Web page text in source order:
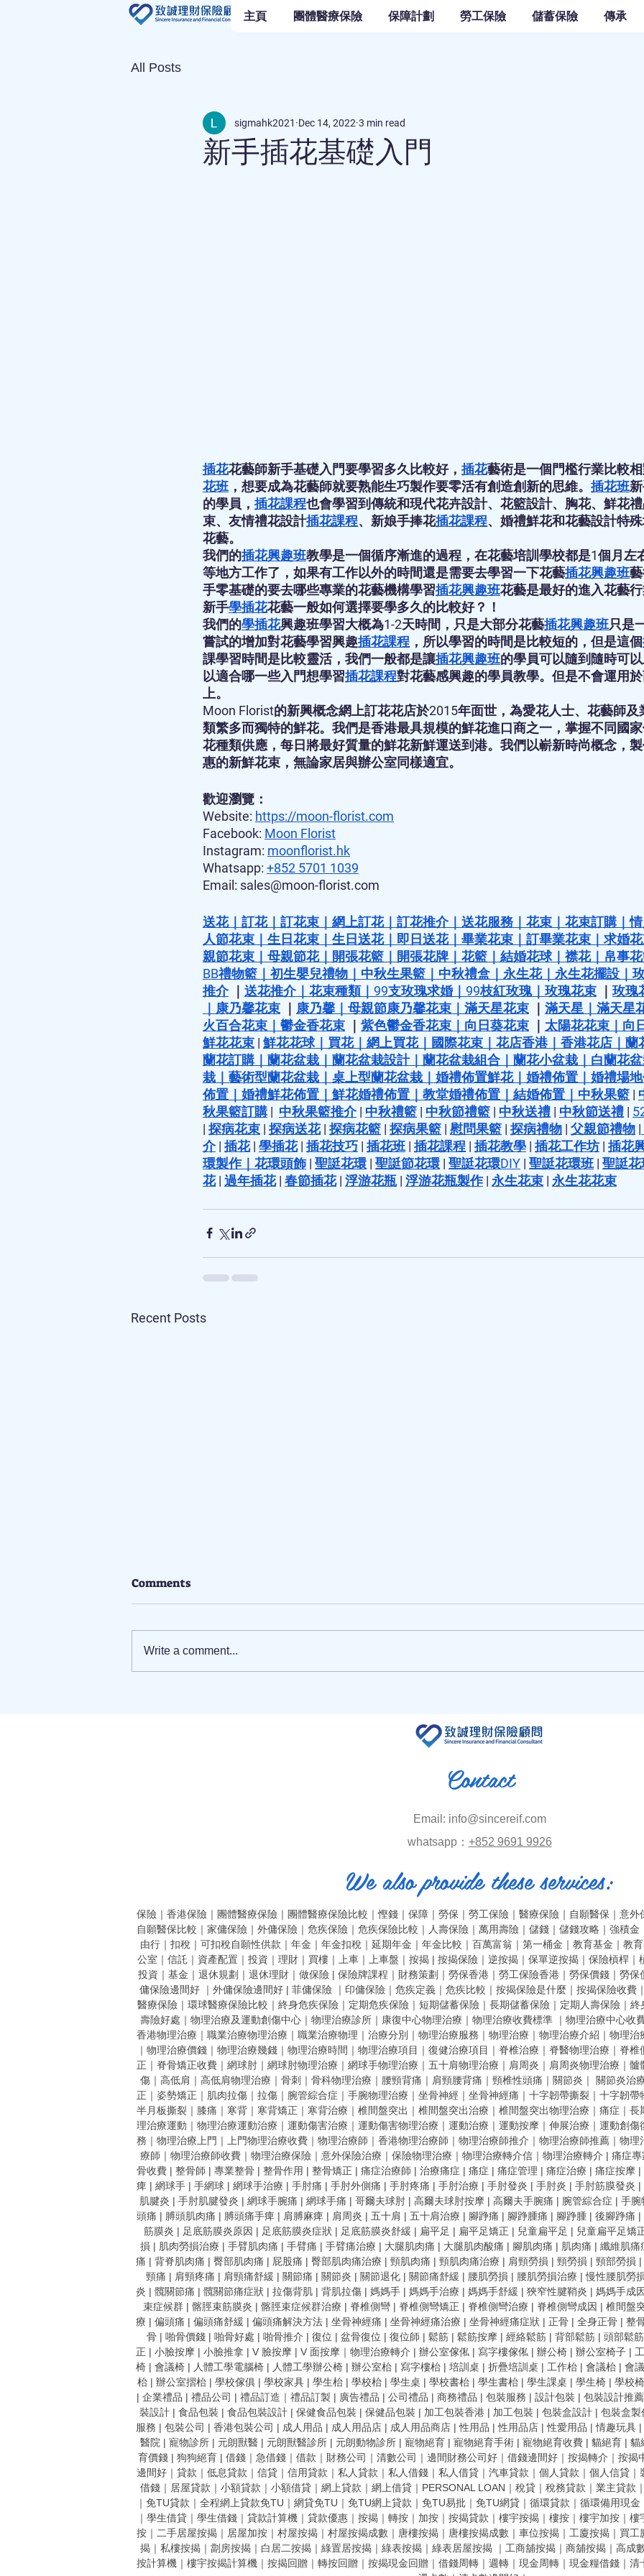
主頁 團體醫療保險 保障計劃 勞工保險 儲蓄保險 傳承
All Posts
新手插花基礎入門
sigmahk2021 Dec 14, 2022 3 min read
插花花藝師新手基礎入門要學習多久比較好， 插花藝術是一個門檻行業比較
花班 ，想要成為花藝師就要熟能生巧製作要零活有創造創新的思維。 插花班
的學員， 插花課程也會學習到傳統和現代花卉設計、花籃設計、胸花、鮮花
束、友情禮花設計插花課程、新娘手捧花插花課程、婚禮鮮花和花藝設計特
花藝。
我們的插花興趣班教學是一個循序漸進的過程，在花藝培訓學校都是1個月左
等地方工作了，如果有工作以外的時間還是需要去學習一下花藝插花興趣班
手零基礎的要去哪些專業的花藝機構學習插花興趣班花藝是最好的進入花藝
新手學插花花藝一般如何選擇要學多久的比較好？！
我們的學插花興趣班學習大概為1-2天時間，只是大部分花藝插花興趣班只是
嘗試的增加對花藝學習興趣插花課程 ，所以學習的時間是比較短的，但是這個
課學習時間是比較靈活，我們一般都是讓插花興趣班的學員可以隨到隨時可
以適合哪一些入門想學習插花課程對花藝感興趣的學員教學。但是不會運用
上。
Moon Florist的新興概念網上訂花花店於2015年面世，為愛花人士、花藝師及
類繁多而獨特的鮮花。我們是香港最具規模的鮮花進口商之一，掌握不同國
花種類供應，每日將最好質量的鮮花新鮮運送到港。我們以嶄新時尚概念，
惠的新鮮花束，無論家居與辦公室同樣適宜。
歡迎瀏覽：
Website: https://moon-florist.com
Facebook: Moon Florist
Instagram: moonflorist.hk
Whatsapp: +852 5701 1039
Email: sales@moon-florist.com
送花｜ 訂花｜ 訂花束 ｜ 網上訂花｜ 訂花推介｜ 送花服務｜ 花束 ｜ 花束訂購｜
人節花束 ｜ 生日花束 ｜ 生日送花｜ 即日送花｜ 畢業花束 ｜ 訂畢業花束 ｜ 求婚
親節花束 ｜ 母親節花｜ 開張花籃 ｜ 開張花牌 ｜ 花籃 ｜ 結婚花球｜ 襟花｜ 帛事
BB禮物籃 ｜ 初生嬰兒禮物 ｜ 中秋生果籃 ｜ 中秋禮盒 ｜ 永生花｜ 永生花擺設 ｜
推介 ｜ 送花推介｜ 花束種類｜ 99支玫瑰求婚｜ 99枝紅玫瑰｜ 玫瑰花束 ｜ 玫瑰
｜ 康乃馨花束 ｜ 康乃馨 ｜ 母親節康乃馨花束 ｜ 滿天星花束 ｜ 滿天星 ｜ 滿天星
火百合花束 ｜ 鬱金香花束 ｜ 紫色鬱金香花束 ｜ 向日葵花束 ｜ 太陽花花束 ｜ 向
鮮花花束 | 鮮花花球｜ 買花｜ 網上買花｜ 國際花束 ｜ 花店香港｜ 香港花店 ｜ 蘭
蘭花訂購｜ 蘭花盆栽 ｜ 蘭花盆栽設計｜ 蘭花盆栽組合 ｜ 蘭花小盆栽 ｜ 白蘭花
栽 ｜ 藝術型蘭花盆栽 ｜ 桌上型蘭花盆栽 ｜ 婚禮佈置鮮花｜ 婚禮佈置 ｜ 婚禮場
佈置 ｜ 婚禮鮮花佈置 ｜ 鮮花婚禮佈置 ｜ 教堂婚禮佈置 ｜ 結婚佈置 ｜ 中秋果籃 |
秋果籃訂購 | 中秋果籃推介 | 中秋禮籃 | 中秋節禮籃 | 中秋送禮 | 中秋節送禮 |
| 探病花束 | 探病送花 | 探病花籃 | 探病果籃 | 慰問果籃 | 探病禮物 | 父親節禮物 |
介 | 插花 | 學插花 | 插花技巧 | 插花班 | 插花課程 | 插花教學 | 插花工作坊 | 插花
環製作｜ 花環頭飾 | 聖誔花環 | 聖誔節花環 | 聖誔花環DIY | 聖誔花環班 | 聖誔
花 | 過年插花 | 春節插花 | 浮游花瓶 | 浮游花瓶製作 | 永生花束 | 永生花花束
Recent Posts
Comments
Write a comment...
Contact
Email: info@sincereif.com
​whatsapp： +852 9691 9926
We also provide these services:
保險 ｜ 香港保險 ｜ 團體醫療保險 ｜ 團體醫療保險比較 ｜慳錢 ｜ 保障 ｜ 勞保 ｜ 勞工保險 ｜ 醫療保險 ｜ 自願醫保 ｜ 意外
自願醫保比較 ｜ 家傭保險 ｜ 外傭保險 ｜ 危疾保險 ｜ 危疾保險比較 ｜ 人壽保險 ｜ 萬用壽險 ｜ 儲錢 ｜ 儲錢攻略 ｜ 強積金
由行 ｜ 扣稅 ｜ 可扣稅自願性供款 ｜ 年金 ｜ 年金扣稅 ｜ 延期年金 ｜ 年金比較 ｜ 百萬富翁 ｜ 第一桶金 ｜ 教育基金 ｜ 教
公室 ｜ 信託 ｜ 資產配置 ｜ 投資 ｜ 理財 ｜ 買樓 ｜ 上車 ｜ 上車盤 ｜ 按揭 | 按揭保險 ｜ 逆按揭 ｜ 保單逆按揭 ｜ 保險槓桿 ｜
投資 ｜ 基金 ｜ 退休規劃 ｜ 退休理財 ｜ 做保險 | 保險牌課程 ｜ 財務策劃 ｜ 勞保香港 ｜ 勞工保險香港 ｜ 勞保價錢 ｜ 勞保
傭保險邊間好 ｜ 外傭保險邊間好 | 菲傭保險 ｜ 印傭保險 ｜ 危疾定義 ｜ 危疾比較 ｜ 按揭保險是什麼 ｜ 按揭保險收費 ｜
醫療保險 ｜ 環球醫療保險比較 ｜ 終身危疾保險 ｜ 定期危疾保險 ｜ 短期儲蓄保險 ｜ 長期儲蓄保險 ｜ 定期人壽保險 ｜ 終
壽險好處 ｜ 物理治療及運動創傷中心 ｜ 物理治療診所 ｜ 康復中心物理治療 ｜ 物理治療收費標準 ｜ 物理治療中心收
香港物理治療 ｜ 職業治療物理治療 ｜ 職業治療物理 ｜ 治療分別 ｜ 物理治療服務 ｜ 物理治療 ｜ 物理治療介紹 ｜ 物理治
｜ 物理治療價錢 ｜ 物理治療幾錢 ｜ 物理治療時間 ｜ 物理治療項目 ｜ 復健治療項目 ｜ 脊椎治療 ｜ 脊醫物理治療 ｜ 脊椎
正 ｜ 脊骨矯正收費 ｜ 網球肘 ｜ 網球肘物理治療 ｜ 網球手物理治療 ｜ 五十肩物理治療 ｜ 肩周炎 ｜ 肩周炎物理治療 ｜ 髗
傷 ｜ 高低肩 ｜ 高低肩物理治療 ｜ 骨刺 ｜ 骨科物理治療 ｜ 腰頸背痛 ｜ 肩頸腰背痛 ｜ 頸椎性頭痛 ｜ 關節炎 ｜ 關節炎治
正 ｜ 姿勢矯正 ｜ 肌肉拉傷 ｜ 拉傷 ｜ 腕管綜合症 ｜ 手腕物理治療 ｜ 坐骨神經 ｜ 坐骨神經痛 ｜ 十字韌帶撕裂 ｜ 十字韌帶
半月板撕裂 ｜ 膝痛 ｜ 寒背 ｜ 寒背矯正 ｜ 寒背治療 ｜ 椎間盤突出 ｜ 椎間盤突出治療 ｜ 椎間盤突出物理治療 ｜ 痛症 ｜ 長
理治療運動 ｜ 物理治療運動治療 ｜ 運動傷害治療 ｜ 運動傷害物理治療 ｜ 運動治療 ｜ 運動按摩 ｜ 伸展治療 ｜ 運動創傷
務 ｜ 物理治療上門 ｜ 上門物理治療收費 ｜ 物理治療師 ｜ 香港物理治療師 ｜ 物理治療師推介 ｜ 物理治療師推薦 ｜ 物理
療師 ｜ 物理治療師收費 ｜ 物理治療保險 ｜ 意外保險治療 ｜ 保險物理治療 ｜ 物理治療轉介信 ｜ 物理治療轉介 | 痛症專
骨收費 | 整骨師 | 專業整骨 | 整骨作用 | 整骨矯正 | 痛症治療師 | 治療痛症 | 痛症 | 痛症管理 | 痛症治療 | 痛症按摩 |
痺 | 網球手 | 手網球 | 網球手治療 | 手肘痛 | 手肘外側痛 | 手肘疼痛 | 手肘治療 | 手肘發炎 | 手肘炎 | 手肘筋膜發炎 |
肌腱炎 | 手肘肌腱發炎 | 網球手腕痛 | 網球手痛 | 哥爾夫球肘 | 高爾夫球肘按摩 | 高爾夫手腕痛 | 腕管綜合症 | 手腕
頭痛 | 膊頭肌肉痛 | 膊頭痛手痺 | 肩膊麻痺 | 肩周炎 | 五十肩 | 五十肩治療 | 腳踭痛 | 腳踭腫痛 | 腳踭腫 | 後腳踭痛 |
筋膜炎 | 足底筋膜炎原因 | 足底筋膜炎症狀 | 足底筋膜炎舒緩 | 扁平足 | 扁平足矯正 | 兒童扁平足 | 兒童扁平足矯
損 | 肌肉勞損治療 | 手臂肌肉痛 | 手臂痛 | 手臂痛治療 | 大腿肌肉痛 | 大腿肌肉酸痛 | 腳肌肉痛 | 肌肉痛 | 纖維肌痛
痛 | 背脊肌肉痛 | 臀部肌肉痛 | 屁股痛 | 臀部肌肉痛治療 | 頸肌肉痛 | 頸肌肉痛治療 | 肩頸勞損 | 頸勞損 | 頸部勞損 |
頸痛 | 肩頸疼痛 | 肩頸痛舒緩 | 關節痛 | 關節炎 | 關節退化 | 關節痛舒緩 | 腰肌勞損 | 腰肌勞損治療 |慢性腰肌勞
炎 | 髖關節痛 | 髖關節痛症狀 | 拉傷背肌 | 背肌拉傷 | 媽媽手 | 媽媽手治療 | 媽媽手舒緩 | 狹窄性腱鞘炎 | 媽媽手成因
束症候群 | 髂脛束筋膜炎 | 髂脛束症候群治療 | 脊椎側彎 | 脊椎側彎矯正 | 脊椎側彎治療 | 脊椎側彎成因 | 椎間盤
療 | 偏頭痛 | 偏頭痛舒緩 | 偏頭痛解決方法 | 坐骨神經痛 | 坐骨神經痛治療 | 坐骨神經痛症狀 | 正骨 | 全身正骨 | 整
骨 | 啪骨價錢 | 啪骨好處 | 啪骨推介 | 復位 | 盆骨復位 | 復位師 | 鬆筋 | 鬆筋按摩 | 經絡鬆筋 | 背部鬆筋 | 頭部鬆筋
正 | 小臉按摩 | 小臉推拿 | V 臉按摩 | V 面按摩 ｜ 物理治療轉介 | 辦公室傢俬 | 寫字樓傢俬 | 辦公椅 | 辦公室椅子 |
椅 | 會議椅 | 人體工學電腦椅 | 人體工學辦公椅 | 辦公室枱 | 寫字樓枱 | 培訓桌 | 折疊培訓桌 | 工作枱 | 會議枱 | 會
枱 | 辦公室摺枱 | 學校傢俱 | 學校家具 | 學生枱 | 學校枱 | 學生桌 | 學校書枱 | 學生書枱 | 學生課桌 | 學生椅 | 學校椅
| 企業禮品 | 禮品公司 | 禮品訂造 ｜ 禮品訂製 | 廣告禮品 | 公司禮品 | 商務禮品 | 包裝服務 | 設計包裝 | 包裝設計推薦
裝設計 | 食品包裝 | 食品包裝設計 | 保健食品包裝 | 保健品包裝 | 加工包裝香港 | 加工包裝 | 包裝盒設計 | 包裝盒製
服務 | 包裝公司 | 香港包裝公司 | 成人用品 | 成人用品店 | 成人用品商店 |性用品 |性用品店 |性愛用品 |情趣玩具 |
醫院 | 寵物診所 | 元朗獸醫 | 元朗獸醫診所 | 元朗動物診所 | 寵物絕育 | 寵物絕育手術 | 寵物絕育收費 | 貓絕育 | 貓
育價錢 | 狗狗絕育 | 借錢 ｜ 急借錢 ｜ 借款 ｜ 財務公司 ｜ 清數公司 ｜ 邊間財務公司好 ｜ 借錢邊間好 ｜ 按揭轉介 ｜ 按揭
邊間好 ｜ 貸款 ｜ 低息貸款 ｜ 信貸 ｜ 信用貸款 ｜ 私人貸款 ｜ 私人借錢 ｜ 私人借貸 ｜ 汽車貸款 ｜ 個人貸款 ｜ 個人信貸 ｜
借錢 ｜ 居屋貸款 ｜ 小額貸款 ｜ 小額借貸 ｜ 網上貸款 ｜ 網上借貸 ｜ PERSONAL LOAN ｜ 稅貸 ｜ 稅務貸款 ｜ 業主貸款 ｜
｜ 免TU貸款 ｜ 全程網上貸款免TU ｜ 網貸免TU ｜ 免TU網上貸款 ｜ 免TU易批 ｜ 免TU網貸 ｜ 循環貸款 ｜ 循環備用現金
｜ 學生借貸 ｜ 學生借錢 ｜ 貸款計算機 ｜ 貸款優惠 ｜ 按揭 ｜ 轉按 ｜ 加按 ｜ 按揭貸款 ｜ 樓宇按揭 ｜ 樓按 ｜ 樓宇加按 ｜ 樓
按 ｜ 二手居屋按揭 ｜ 居屋加按 ｜ 村屋按揭 ｜ 村屋按揭成數 ｜ 唐樓按揭 ｜ 唐樓按揭成數 ｜ 車位按揭 ｜ 工廈按揭 ｜ 買工
揭 ｜ 私樓按揭 ｜ 劏房按揭 ｜ 白居二按揭 ｜ 綠置居按揭 ｜ 綠表按揭 ｜ 綠表居屋按揭 ｜ 工商舖按揭 ｜ 商舖按揭 ｜ 高成
按計算機 ｜ 樓宇按揭計算機 ｜ 按揭回贈 ｜ 轉按回贈 ｜ 按揭現金回贈 ｜ 借錢周轉 ｜ 週轉 ｜ 現金周轉 ｜ 現金糧借錢 ｜ 清